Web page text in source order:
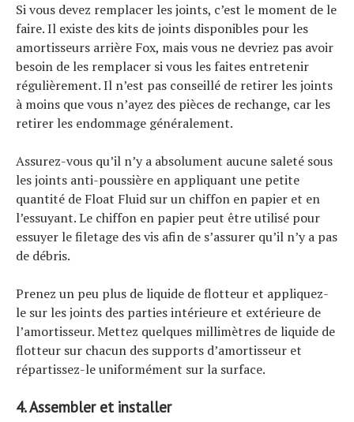
Si vous devez remplacer les joints, c’est le moment de le
faire. Il existe des kits de joints disponibles pour les
amortisseurs arrière Fox, mais vous ne devriez pas avoir
besoin de les remplacer si vous les faites entretenir
régulièrement. Il n’est pas conseillé de retirer les joints
à moins que vous n’ayez des pièces de rechange, car les
retirer les endommage généralement.
Assurez-vous qu’il n’y a absolument aucune saleté sous
les joints anti-poussière en appliquant une petite
quantité de Float Fluid sur un chiffon en papier et en
l’essuyant. Le chiffon en papier peut être utilisé pour
essuyer le filetage des vis afin de s’assurer qu’il n’y a pas
de débris.
Prenez un peu plus de liquide de flotteur et appliquez-
le sur les joints des parties intérieure et extérieure de
l’amortisseur. Mettez quelques millimètres de liquide de
flotteur sur chacun des supports d’amortisseur et
répartissez-le uniformément sur la surface.
4. Assembler et installer